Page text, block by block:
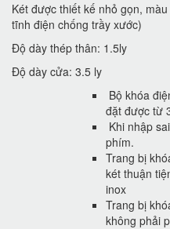
Két được thiết kế nhỏ gọn,
tĩnh điện chống trầy xước)
Độ dày thép thân: 1.5ly
Độ dày cửa: 3.5 ly
Bộ khóa
đặt được từ
Khi nhập
phím.
Trang bị
két thuận
inox
Trang bị
không phải